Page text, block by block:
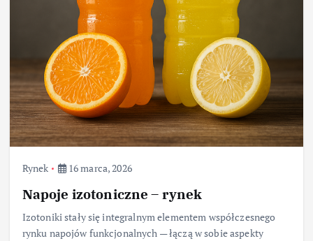
Rynek 16 marca, 2026
Napoje izotoniczne – rynek
Izotoniki stały się integralnym elementem współczesnego
rynku napojów funkcjonalnych — łączą w sobie aspekty